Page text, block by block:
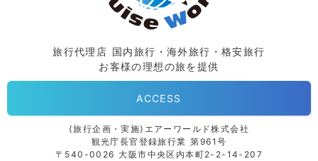
旅行代理店 国内旅行・海外旅行・格安旅行
お客様の理想の旅を提供
ACCESS
⟨旅行企画・実施⟩エアーワールド株式会社
観光庁長官登録旅行業 第961号
〒540-0026 大阪市中央区内本町2-2-14-207